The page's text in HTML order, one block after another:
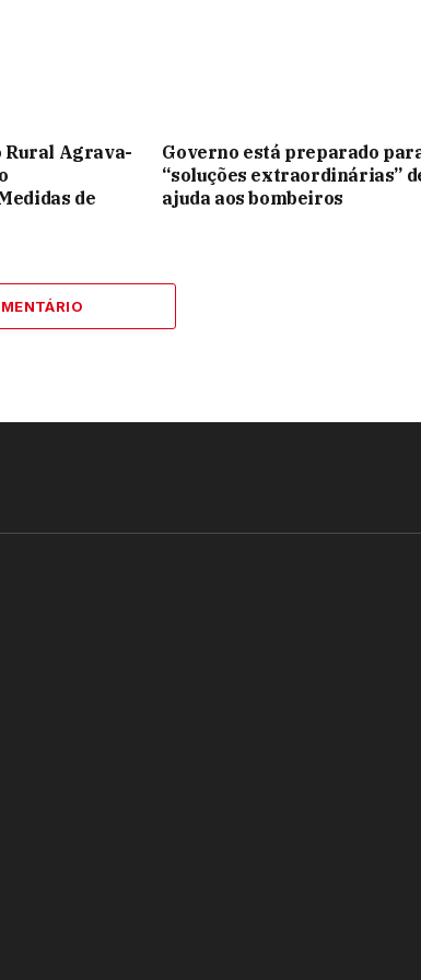
Rural Agrava-
de
Governo está preparado
“soluções extraordinárias”
ajuda aos bombeiros